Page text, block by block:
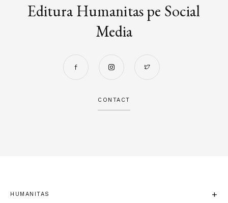
Editura Humanitas pe Social
Media
CONTACT
HUMANITAS